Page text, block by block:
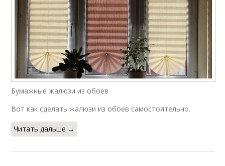
Бумажные жалюзи из обоев
Вот как сделать жалюзи из обоев самостоятельно.
Читать дальше →